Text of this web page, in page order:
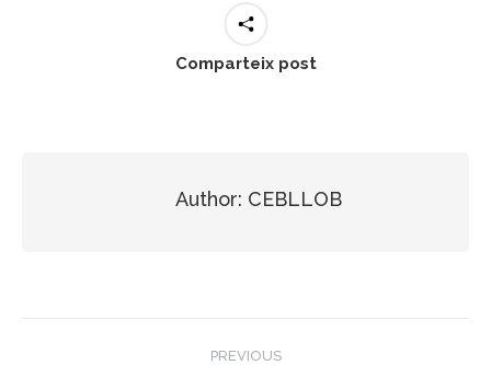
Comparteix post
Author: CEBLLOB
PREVIOUS